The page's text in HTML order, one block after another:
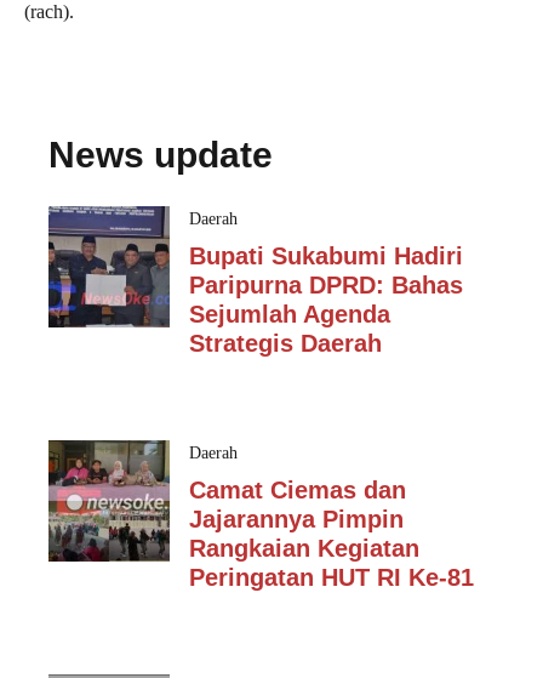
(rach).
News update
Daerah
Bupati Sukabumi Hadiri
Paripurna DPRD: Bahas
Sejumlah Agenda
Strategis Daerah
Daerah
Camat Ciemas dan
Jajarannya Pimpin
Rangkaian Kegiatan
Peringatan HUT RI Ke-81